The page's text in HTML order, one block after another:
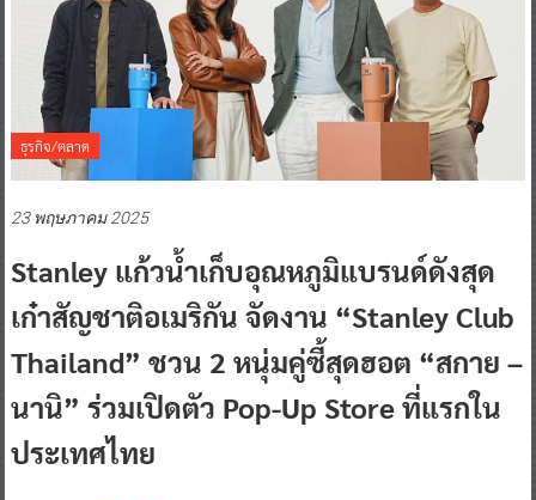
ธุรกิจ/ตลาด
23 พฤษภาคม 2025
Stanley แก้วน้ำเก็บอุณหภูมิแบรนด์ดังสุด
เก๋าสัญชาติอเมริกัน จัดงาน “Stanley Club
Thailand” ชวน 2 หนุ่มคู่ซี้สุดฮอต “สกาย –
นานิ” ร่วมเปิดตัว Pop-Up Store ที่แรกใน
ประเทศไทย